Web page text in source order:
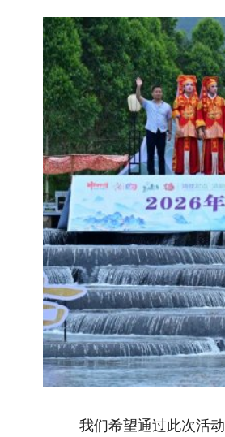
推荐阅读
2026全国和美乡村乒乓球大赛在宁夏灵武
国新办举行新闻发布会 介绍2026年上半年
国新办举行新闻发布会 介绍东西部协作工..
关于全国乡村振兴奖拟表彰对象的公示..
国务院关于印发《加快农业农村现代化 “..
“三农”题材新大众文艺作品开始征集啦！..
“三农”题材新大众文艺作品征集展示活动..
主管：
地址：北京
互联网新闻信息